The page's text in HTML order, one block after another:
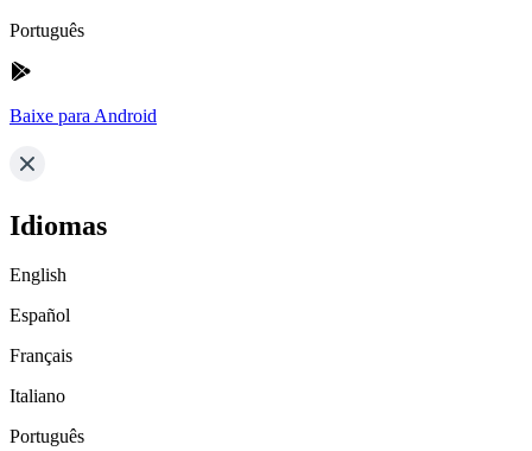
Português
Baixe para Android
Idiomas
English
Español
Français
Italiano
Português